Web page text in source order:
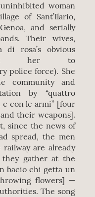
woman
of Sant’Ilario,
and serially
Their wives,
rosa’s obvious
her to
police force). She
community and
by “quattro
con le armi” [four
their weapons].
since the news of
spread, the men
are already
gather at the
bacio chi getta un
flowers] —
The song